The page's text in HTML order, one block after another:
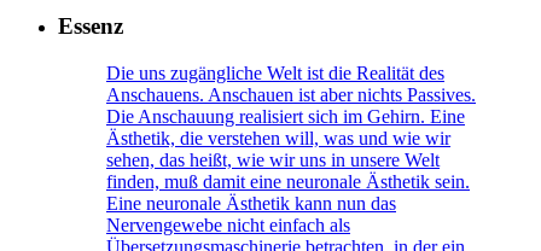
Essenz
Die uns zugängliche Welt ist die Realität des
Anschauens. Anschauen ist aber nichts Passives.
Die Anschauung realisiert sich im Gehirn. Eine
Ästhetik, die verstehen will, was und wie wir
sehen, das heißt, wie wir uns in unsere Welt
finden, muß damit eine neuronale Ästhetik sein.
Eine neuronale Ästhetik kann nun das
Nervengewebe nicht einfach als
Übersetzungsmaschinerie betrachten, in der ein